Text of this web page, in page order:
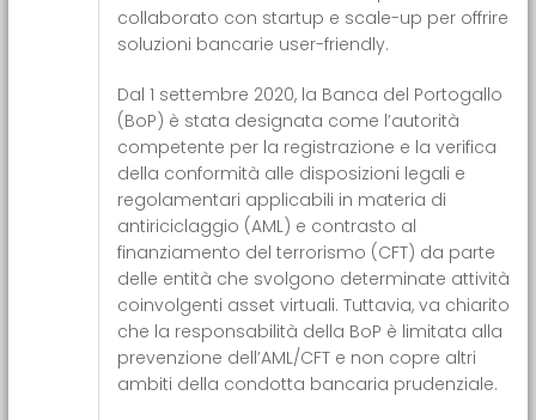
collaborato con startup e scale-up per offrire
soluzioni bancarie user-friendly.
Dal 1 settembre 2020, la Banca del Portogallo
(BoP) è stata designata come l’autorità
competente per la registrazione e la verifica
della conformità alle disposizioni legali e
regolamentari applicabili in materia di
antiriciclaggio (AML) e contrasto al
finanziamento del terrorismo (CFT) da parte
delle entità che svolgono determinate attività
coinvolgenti asset virtuali. Tuttavia, va chiarito
che la responsabilità della BoP è limitata alla
prevenzione dell’AML/CFT e non copre altri
ambiti della condotta bancaria prudenziale.